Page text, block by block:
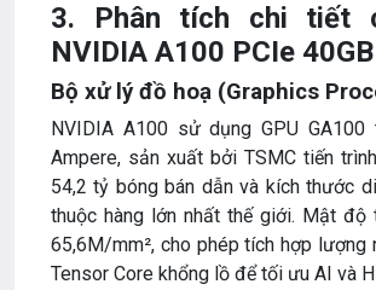
3. Phân tích chi tiết
NVIDIA A100 PCIe 40GB
Bộ xử lý đồ hoạ (Graphics
NVIDIA A100 sử dụng GPU GA100
Ampere, sản xuất bởi TSMC tiến
54,2 tỷ bóng bán dẫn và kích thước
thuộc hàng lớn nhất thế giới. Mật độ
65,6M/mm², cho phép tích hợp lượng
Tensor Core khổng lồ để tối ưu AI và